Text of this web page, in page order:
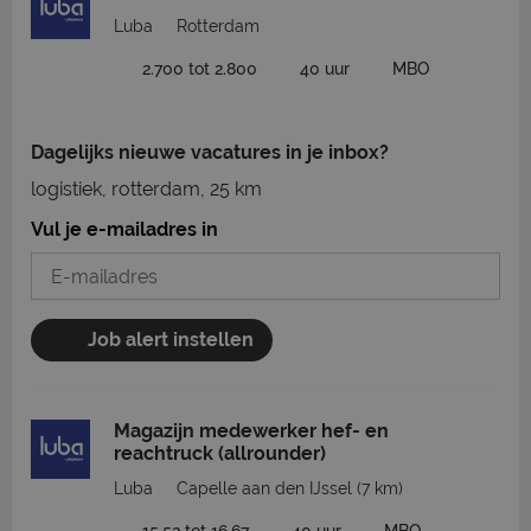
Luba Rotterdam
2.700 tot 2.800 40 uur MBO
Dagelijks nieuwe vacatures in je inbox?
logistiek, rotterdam, 25 km
Vul je e-mailadres in
Job alert instellen
Magazijn medewerker hef- en
reachtruck (allrounder)
Luba Capelle aan den IJssel (7 km)